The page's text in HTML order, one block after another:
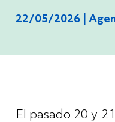
22/05/2026 |
El pasado 20 y